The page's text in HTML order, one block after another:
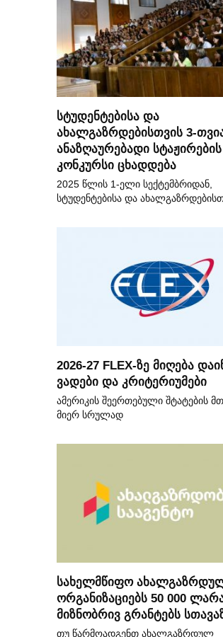
სტუდენტებისა და
ახალგაზრდებისთვის 3-
ანაზღაურებადი სტაჟირების
კონკურსი ცხადდება
2025 წლის 1-ელი სექტემბრიდან,
სტუდენტებისა და
2026-27 FLEX-ზე მიღება
ვადები და კრიტერიუმები
ამერიკის შეერთებული შტატების
მიერ სრულად
სახელმწიფო
ორგანიზაციებს 50 000
მიზნობრივ გრანტებს
თუ წარმოადგენთ ახალგაზრდულ